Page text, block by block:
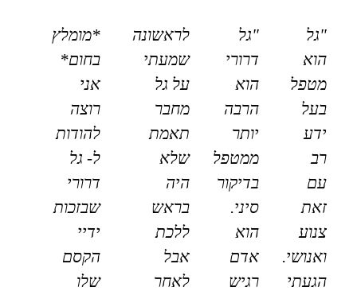
"גל
הוא
מטפל
בעל
ידע
רב
עם
זאת
צנוע
ואנושי.
הגעתי
"גל
דרורי
הוא
הרבה
יותר
ממטפל
בדיקור
סיני.
הוא
אדם
רגיש
לראשונה
שמעתי
על גל
מחבר
תאמת
שלא
היה
בראש
ללכת
אבל
לאחר
*מומלץ
בחום*
אני
רוצה
להודות
ל- גל
דרורי
שבזכות
ידיי
הקסם
שלו